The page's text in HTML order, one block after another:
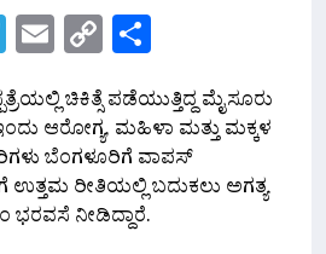
Telegram
Email
Copy
Link
ಚಿಕಿತ್ಸೆ ಪಡೆಯುತ್ತಿದ್ದ ಮೈಸೂರು
ಆರೋಗ್ಯ, ಮಹಿಳಾ ಮತ್ತು ಮಕ್ಕಳ
ಬೆಂಗಳೂರಿಗೆ ವಾಪಸ್
ಉತ್ತಮ ರೀತಿಯಲ್ಲಿ ಬದುಕಲು ಅಗತ್ಯ
ಭರವಸೆ ನೀಡಿದ್ದಾರೆ.